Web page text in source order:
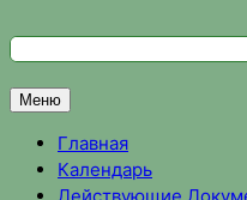
кФедерация спортивного
Спортивное
Меню
Главная
Календарь